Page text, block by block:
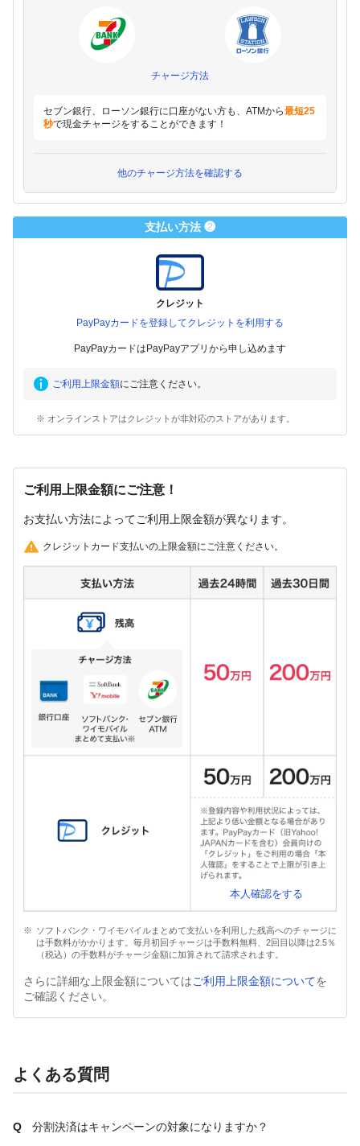
チャージ方法
セブン銀行、ローソン銀行に口座がない方も、ATMから最短25
秒で現金チャージをすることができます！
他のチャージ方法を確認する
支払い方法 ❷
クレジット
PayPayカードを登録してクレジットを利用する
PayPayカードはPayPayアプリから申し込めます
ご利用上限金額にご注意ください。
※ オンラインストアはクレジットが非対応のストアがあります。
ご利用上限金額にご注意！
お支払い方法によってご利用上限金額が異なります。
クレジットカード支払いの上限金額にご注意ください。
本人確認をする
ソフトバンク・ワイモバイルまとめて支払いを利用した残高へのチャージに
は手数料がかかります。毎月初回チャージは手数料無料、2回目以降は2.5％
（税込）の手数料がチャージ金額に加算されて請求されます。
さらに詳細な上限金額についてはご利用上限金額についてを
ご確認ください。
よくある質問
分割決済はキャンペーンの対象になりますか？